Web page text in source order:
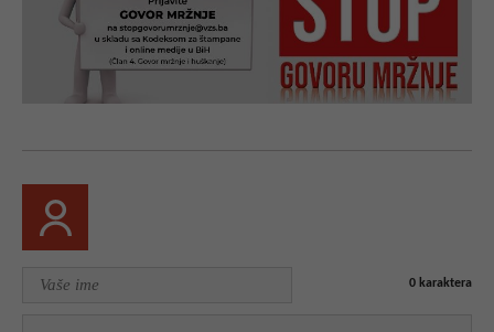
0 karaktera